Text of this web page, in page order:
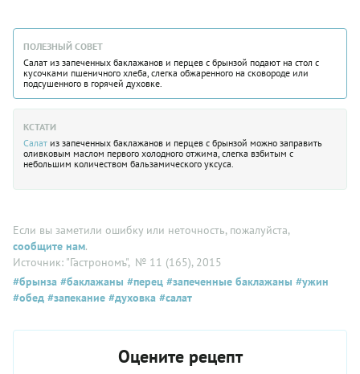
ПОЛЕЗНЫЙ СОВЕТ
Салат из запеченных баклажанов и перцев с брынзой подают на стол с
кусочками пшеничного хлеба, слегка обжаренного на сковороде или
подсушенного в горячей духовке.
КСТАТИ
Салат из запеченных баклажанов и перцев с брынзой можно заправить
оливковым маслом первого холодного отжима, слегка взбитым с
небольшим количеством бальзамического уксуса.
Если вы заметили ошибку или неточность, пожалуйста,
сообщите нам.
Источник: "Гастрономъ", № 11 (165), 2015
#брынза #баклажаны #перец #запеченные баклажаны #ужин
#обед #запекание #духовка #салат
Оцените рецепт